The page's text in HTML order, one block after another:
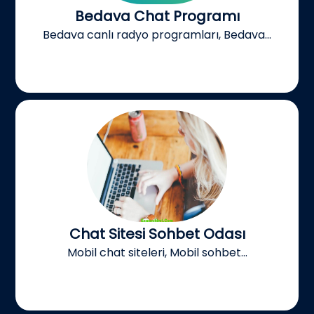
Bedava Chat Programı
Bedava canlı radyo programları, Bedava...
Chat Sitesi Sohbet Odası
Mobil chat siteleri, Mobil sohbet...